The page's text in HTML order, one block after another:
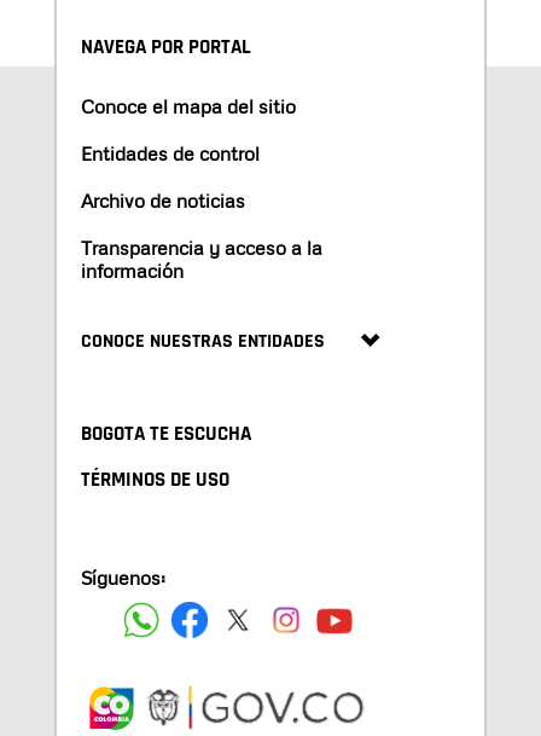
NAVEGA POR PORTAL
Conoce el mapa del sitio
Entidades de control
Archivo de noticias
Transparencia y acceso a la
información
CONOCE NUESTRAS ENTIDADES
BOGOTA TE ESCUCHA
TÉRMINOS DE USO
Síguenos: